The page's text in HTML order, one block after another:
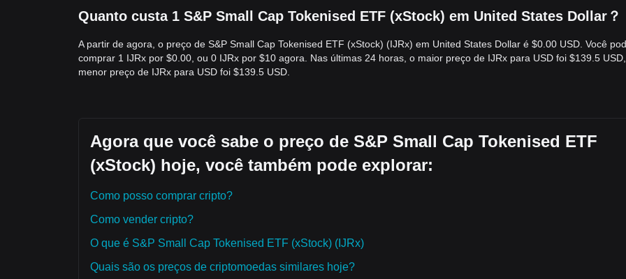
Quanto custa 1 S&P Small Cap Tokenised ETF (xStock) em United States Dollar？
A partir de agora, o preço de S&P Small Cap Tokenised ETF (xStock) (IJRx) em United States Dollar é $0.00 USD. Você
comprar 1 IJRx por $0.00, ou 0 IJRx por $10 agora. Nas últimas 24 horas, o maior preço de IJRx para USD foi $139.5
menor preço de IJRx para USD foi $139.5 USD.
Agora que você sabe o preço de S&P Small Cap Tokenised ETF
(xStock) hoje, você também pode explorar:
Como posso comprar cripto?
Como vender cripto?
O que é S&P Small Cap Tokenised ETF (xStock) (IJRx)
Quais são os preços de criptomoedas similares hoje?